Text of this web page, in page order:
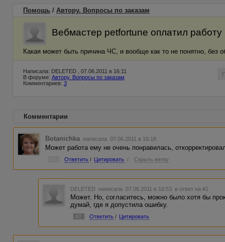
Помощь / Автору. Вопросы по заказам
Вебмастер petfortune оплатил
Какая может быть причина ЧС, и вообще как то не понятно, без
Написала: DELETED , 07.06.2011 в 16:11
В форуме: Автору. Вопросы по заказам
Комментариев: 3
Комментарии
Botanichka написала 07.06.2011 в 16:18
Может работа ему не очень понравилась,
Ответить / Цитировать / Скрыть ветку
DELETED написала 07.06.2011 в 16:53 в ответ на #1
Может. Но, согласитесь, можно было хотя бы
думай, где я допустила ошибку.
#2 Ответить / Цитировать